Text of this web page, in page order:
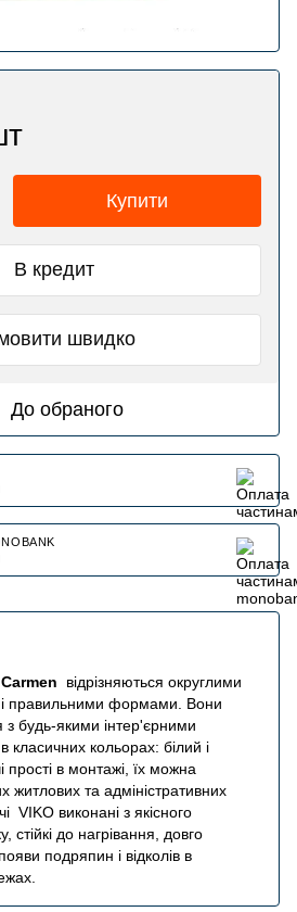
Купити
В кредит
швидко
До обраного
Carmen відрізняються округлими
правильними формами. Вони
з будь-якими інтер'єрними
класичних кольорах: білий і
прості в монтажі, їх можна
житлових та адміністративних
VIKO виконані з якісного
стійкі до нагрівання, довго
подряпин і відколів в